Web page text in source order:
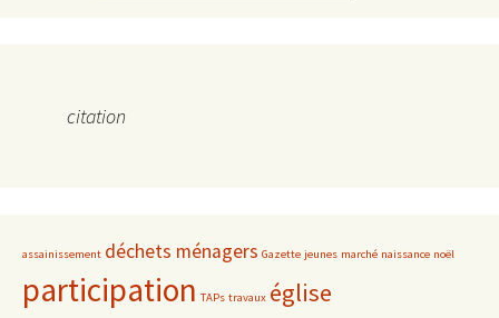
citation
assainissement déchets ménagers Gazette jeunes marché naissance noël
participation TAPs travaux église